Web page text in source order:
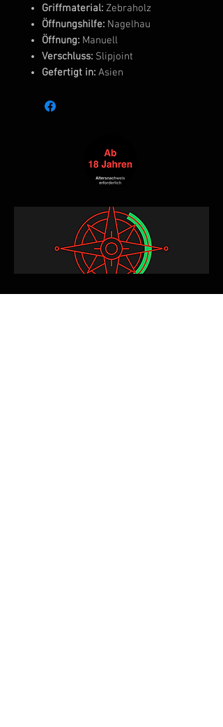
Griffmaterial: Zebraholz
Öffnungshilfe: Nagelhau
Öffnung: Manuell
Verschluss: Slipjoint
Gefertigt in: Asien